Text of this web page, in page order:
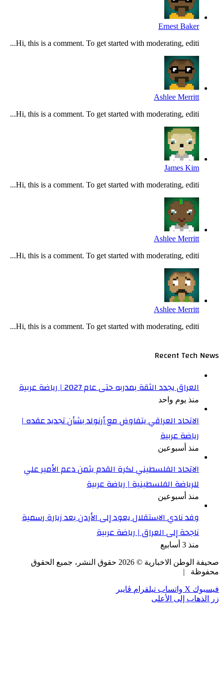
Ernest Baker
Hi, this is a comment. To get started with moderating, editi...
Ashlee Merritt
Hi, this is a comment. To get started with moderating, editi...
James Kim
Hi, this is a comment. To get started with moderating, editi...
Ashlee Merritt
Hi, this is a comment. To get started with moderating, editi...
Ashlee Merritt
Hi, this is a comment. To get started with moderating, editi...
Recent Tech News
العراق يجدد الثقة بمدربه حتى عام 2027 | رياضة عربية
منذ يوم واحد
الاتحاد العراقي يتفاوض مع أرنولد بشأن تجديد عقده |
رياضة عربية
منذ أسبوعين
الاتحاد الفلسطيني لكرة القدم يثمن دعم الأمير علي
للرياضة الفلسطينية | رياضة عربية
منذ أسبوعين
وفد نادي الاستقلال يعود إلى الأردن بعد زيارة رسمية
ناجحة إلى العراق | رياضة عربية
منذ 3 أسابيع
صحيفة الوطن الاخبارية © 2026 حقوق النشر، جميع الحقوق
محفوظة |
فيسبوك ‫X واتساب تيلقرام ڤايبر
زر الذهاب إلى الأعلى